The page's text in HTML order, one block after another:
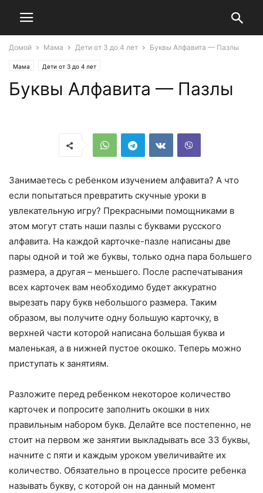
Домой Мама Дети от 3 до 4 лет Буквы Алфавита — Пазлы
Мама Дети от 3 до 4 лет
Буквы Алфавита — Пазлы
Занимаетесь с ребенком изучением алфавита? А что
если попытаться превратить скучные уроки в
увлекательную игру? Прекрасными помощниками в
этом могут стать наши пазлы с буквами русского
алфавита. На каждой карточке-пазле написаны две
пары одной и той же буквы, только одна пара большего
размера, а другая – меньшего. После распечатывания
всех карточек вам необходимо будет аккуратно
вырезать пару букв небольшого размера. Таким
образом, вы получите одну большую карточку, в
верхней части которой написана большая буква и
маленькая, а в нижней пустое окошко. Теперь можно
приступать к занятиям.
Разложите перед ребенком некоторое количество
карточек и попросите заполнить окошки в них
правильным набором букв. Делайте все постепенно, не
стоит на первом же занятии выкладывать все 33 буквы,
начните с пяти и каждым уроком увеличивайте их
количество. Обязательно в процессе просите ребенка
называть букву, с которой он на данный момент